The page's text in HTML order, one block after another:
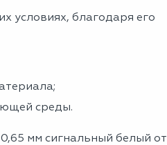
условиях, благодаря его
среды.
мм сигнальный белый от